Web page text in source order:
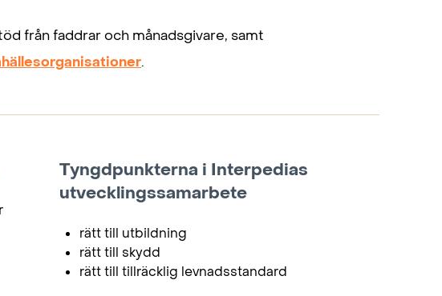
från faddrar och månadsgivare, samt
.
Tyngdpunkterna i Interpedias
utvecklingssamarbete
rätt till utbildning
rätt till skydd
rätt till tillräcklig levnadsstandard